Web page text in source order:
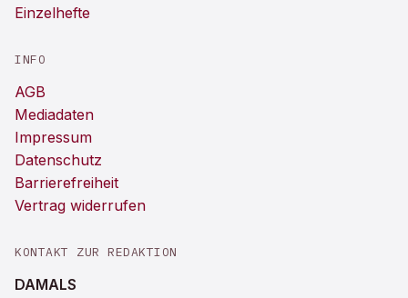
Einzelhefte
INFO
AGB
Mediadaten
Impressum
Datenschutz
Barrierefreiheit
Vertrag widerrufen
KONTAKT ZUR REDAKTION
DAMALS